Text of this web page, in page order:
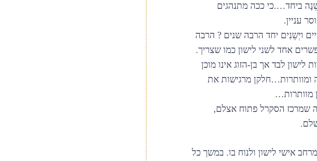
ביחד….כי ככה מתנהגים
עניין.
ויְשֵנִים יחד הרבה שנים ? הרבה
אחד לשני לישון כמו שצריך.
לבד אך בן-הזוג אינו מוכן
מרגישות את
מוותרות…
שמרכז הסקרל פתוח אצלם,
אישי לישון ולנוח בו. במשך כל